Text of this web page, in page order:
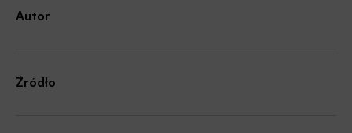
Autor
Źródło